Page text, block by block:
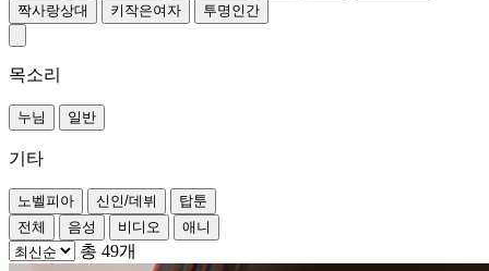
짝사랑상대
키작은여자 투명인간
목소리
누님 일반
기타
노벨피아 신인/데뷔
탑툰
전체
음성 비디오 애니
총 49개